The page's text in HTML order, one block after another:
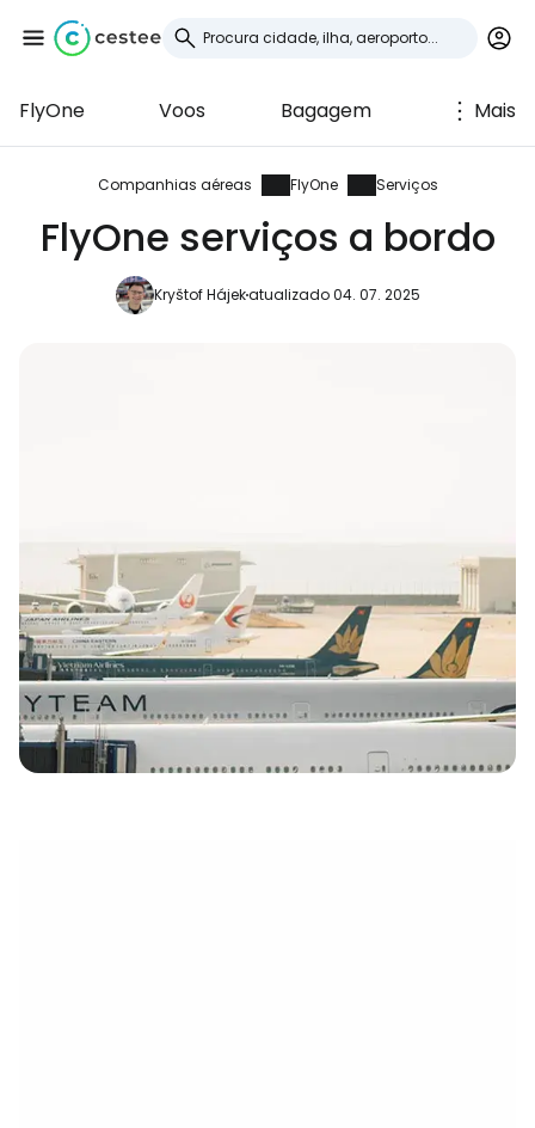
FlyOne Voos Bagagem Mais
Companhias aéreas FlyOne Serviços
FlyOne serviços a bordo
Kryštof Hájekatualizado 04. 07. 2025
Iniciar sessão no
Cestee
... a comunidade mundial de viajantes
eletrónico